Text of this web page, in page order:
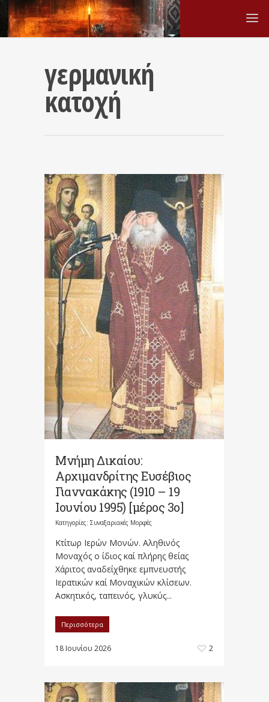
γερμανική
κατοχή
Μνήμη Δικαίου:
Αρχιμανδρίτης Ευσέβιος
Γιαννακάκης (1910 – 19
Ιουνίου 1995) [μέρος 3ο]
Κατηγορίες: Συναξαριακές Μορφές
Κτίτωρ Ιερών Μονών. Αληθινός
Μοναχός ο ίδιος καί πλήρης θείας
Χάριτος αναδείχθηκε εμπνευστής
Ιερατικών καί Μοναχικών κλίσεων.
Ασκητικός, ταπεινός, γλυκύς...
Περισσότερα
18 Ιουνίου 2026 2